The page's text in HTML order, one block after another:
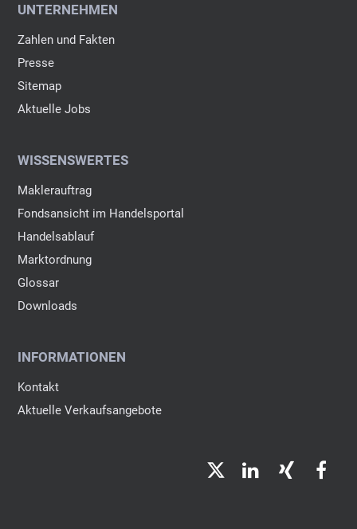
UNTERNEHMEN
Zahlen und Fakten
Presse
Sitemap
Aktuelle Jobs
WISSENSWERTES
Maklerauftrag
Fondsansicht im Handelsportal
Handelsablauf
Marktordnung
Glossar
Downloads
INFORMATIONEN
Kontakt
Aktuelle Verkaufsangebote
TwitterLinkedIn
Xing